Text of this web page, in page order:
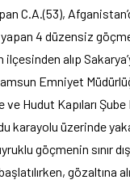
C.A.(53),
4 düzensiz
ilçesinden alıp
Emniyet
ve Hudut Kapıları
karayolu üzerinde
göçmenin sınır
gözaltına